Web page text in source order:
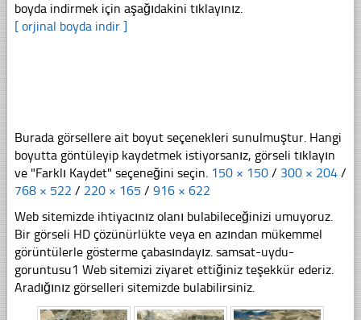
boyda indirmek için aşağıdakini tıklayınız.
[ orjinal boyda indir ]
Burada görsellere ait boyut seçenekleri sunulmuştur. Hangi
boyutta göntüleyip kaydetmek istiyorsanız, görseli tıklayın
ve "Farklı Kaydet" seçeneğini seçin. 150 × 150 / 300 × 204 /
768 × 522 / 220 × 165 / 916 × 622
Web sitemizde ihtiyacınız olanı bulabileceğinizi umuyoruz.
Bir görseli HD çözünürlükte veya en azından mükemmel
görüntülerle gösterme çabasındayız. samsat-uydu-
goruntusu1 Web sitemizi ziyaret ettiğiniz teşekkür ederiz.
Aradığınız görselleri sitemizde bulabilirsiniz.